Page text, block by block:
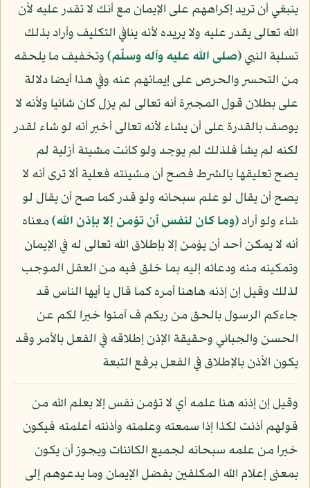
ينبغي أن تريد إكراههم على الإيمان مع أنك لا تقدر عليه لأن
الله تعالى يقدر عليه ولا يريده لأنه ينافي التكليف وأراد بذلك
تسلية النبي(صلى الله عليه وآله وسلّم)وتخفيف ما يلحقه
من التحسر والحرص على إيمانهم عنه وفي هذا أيضا دلالة
على بطلان قول المجبرة أنه تعالى لم يزل كان شائيا ولأنه لا
يوصف بالقدرة على أن يشاء لأنه تعالى أخبر أنه لو شاء لقدر
لكنه لم يشأ فلذلك لم يوجد ولو كانت مشيئة أزلية لم
يصح تعليقها بالشرط فصح أن مشيئته فعلية ألا ترى أنه لا
يصح أن يقال لو علم سبحانه ولو قدر كما صح أن يقال لو
شاء ولو أراد﴿وما كان لنفس أن تؤمن إلا بإذن الله﴾معناه
أنه لا يمكن أحد أن يؤمن إلا بإطلاق الله تعالى له في الإيمان
وتمكينه منه ودعائه إليه بما خلق فيه من العقل الموجب
لذلك وقيل إن إذنه هاهنا أمره كما قال يا أيها الناس قد
جاءكم الرسول بالحق من ربكم ف آمنوا خيرا لكم عن
الحسن والجبائي وحقيقة الإذن إطلاقه في الفعل بالأمر وقد
يكون الأذن بالإطلاق في الفعل برفع التبعة
وقيل إن إذنه هنا علمه أي لا تؤمن نفس إلا بعلم الله من
قولهم أذنت لكذا إذا سمعته وعلمته وأذنته أعلمته فيكون
خيرا من علمه سبحانه لجميع الكائنات ويجوز أن يكون
بمعنى إعلام الله المكلفين بفضل الإيمان وما يدعوهم إلى